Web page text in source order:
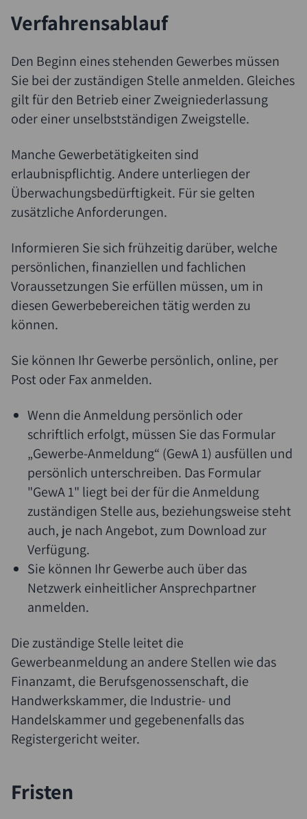
Verfahrensablauf
Den Beginn eines stehenden Gewerbes müssen
Sie bei der zuständigen Stelle anmelden. Gleiches
gilt für den Betrieb einer Zweigniederlassung
oder einer unselbstständigen Zweigstelle.
Manche Gewerbetätigkeiten sind
erlaubnispflichtig. Andere unterliegen der
Überwachungsbedürftigkeit. Für sie gelten
zusätzliche Anforderungen.
Informieren Sie sich frühzeitig darüber, welche
persönlichen, finanziellen und fachlichen
Voraussetzungen Sie erfüllen müssen, um in
diesen Gewerbebereichen tätig werden zu
können.
Sie können Ihr Gewerbe persönlich, online, per
Post oder Fax anmelden.
Wenn die Anmeldung persönlich oder
schriftlich erfolgt, müssen Sie das Formular
„Gewerbe-Anmeldung“ (GewA 1) ausfüllen und
persönlich unterschreiben. Das Formular
"GewA 1" liegt bei der für die Anmeldung
zuständigen Stelle aus, beziehungsweise steht
auch, je nach Angebot, zum Download zur
Verfügung.
Sie können Ihr Gewerbe auch über das
Netzwerk einheitlicher Ansprechpartner
anmelden.
Die zuständige Stelle leitet die
Gewerbeanmeldung an andere Stellen wie das
Finanzamt, die Berufsgenossenschaft, die
Handwerkskammer, die Industrie- und
Handelskammer und gegebenenfalls das
Registergericht weiter.
Fristen
Suche